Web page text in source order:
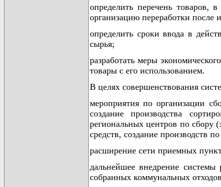
определить перечень товаров,
организацию переработки после
определить сроки ввода в
сырья;
разработать меры
товары с его использованием.
В целях совершенствования
мероприятия по организации
создание производства
региональных центров по сбору
средств, создание производств
расширение сети приемных
дальнейшее внедрение системы
собранных коммунальных